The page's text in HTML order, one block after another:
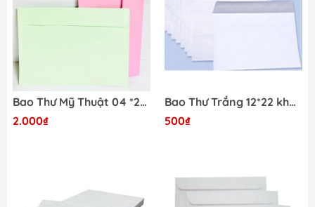
Bao Thư Mỹ Thuật 04 *20*
2.000₫
Bao Thư Trắng 12*22 không keo - xấp 100 cái
500₫